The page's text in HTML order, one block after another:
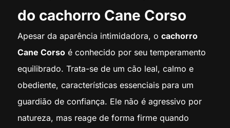
do cachorro Cane Corso
Apesar da aparência intimidadora, o cachorro
Cane Corsoé conhecido por seu temperamento
equilibrado. Trata-se de um cão leal, calmo e
obediente, características essenciais para um
guardião de confiança. Ele não é agressivo por
natureza, mas reage de forma firme quando